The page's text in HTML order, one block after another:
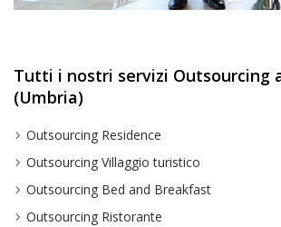
Tutti i nostri servizi Outsourcing
(Umbria)
Outsourcing Residence
Outsourcing Villaggio turistico
Outsourcing Bed and Breakfast
Outsourcing Ristorante